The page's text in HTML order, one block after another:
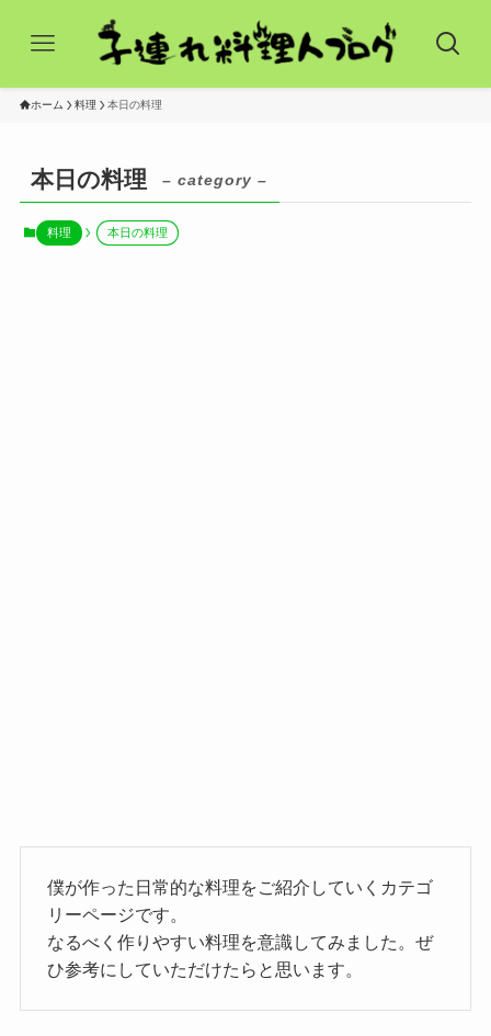
ホーム 料理 本日の料理
本日の料理 – category –
料理 本日の料理
僕が作った日常的な料理をご紹介していくカテゴ
リーページです。
なるべく作りやすい料理を意識してみました。ぜ
ひ参考にしていただけたらと思います。